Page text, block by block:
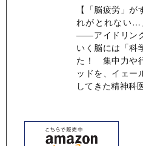
【「脳疲労」
れがとれない…
――アイドリン
いく脳には「科
た！ 集中力や
ッドを、イェー
してきた精神科